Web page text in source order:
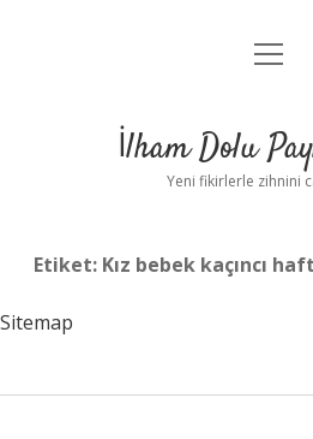
Anasayfa
Yasal
menüyü
İlham Dolu
Yeni fikirlerle zihnini
Etiket: Kız bebek kaçıncı
Sitemap